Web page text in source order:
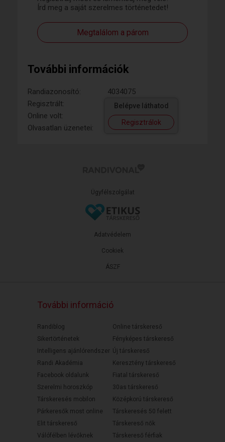
Írd meg a saját szerelmes történetedet!
Megtalálom a párom
További információk
Randiazonosító:
4034075
Regisztrált:
Online volt:
Olvasatlan üzenetei:
Belépve láthatod
Regisztrálok
Ügyfélszolgálat
ÁSZF
Adatvédelem
Cookiek
További információ
Randiblog
Sikertörténetek
Intelligens ajánlórendszer
Randi Akadémia
Facebook oldalunk
Szerelmi horoszkóp
Társkeresés mobilon
Párkeresők most online
Elit társkereső
Válófélben lévőknek
Online társkereső
Fényképes társkereső
Új társkereső
Keresztény társkereső
Fiatal társkereső
30as társkereső
Középkorú társkereső
Társkeresés 50 felett
Társkereső nők
Társkereső férfiak